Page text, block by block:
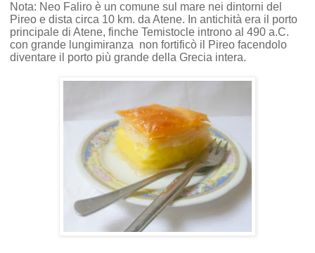
Nota: Neo Faliro è un comune sul mare nei dintorni del
Pireo e dista circa 10 km. da Atene. In antichità era il porto
principale di Atene, finche Temistocle introno al 490 a.C.
con grande lungimiranza non fortificò il Pireo facendolo
diventare il porto più grande della Grecia intera.